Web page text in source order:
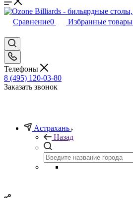
Сравнение0 Избранные товары
Телефоны
8 (495) 120-03-80
Заказать звонок
Астрахань
Назад